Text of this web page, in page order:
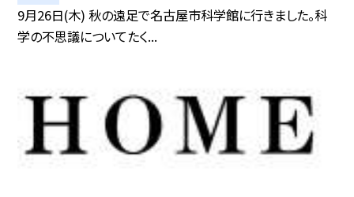
9月26日(木) 秋の遠足で名古屋市科学館に行きました。科
学の不思議についてたく...